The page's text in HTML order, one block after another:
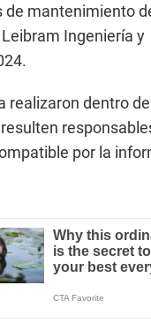
de mantenimiento
Ingeniería y
realizaron dentro
por la